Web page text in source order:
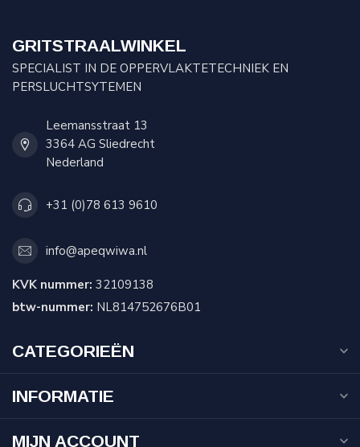
GRITSTRAALWINKEL
SPECIALIST IN DE OPPERVLAKTETECHNIEK EN
PERSLUCHTSYTEMEN
Leemansstraat 13
3364 AG Sliedrecht
Nederland
+31 (0)78 613 9610
info@apeqwiwa.nl
KVK nummer: 32109138
btw-nummer: NL814752676B01
CATEGORIEËN
INFORMATIE
MIJN ACCOUNT